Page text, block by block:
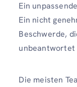
Ein
Ein nicht
Beschwerde,
unbeantwortet
Die meisten